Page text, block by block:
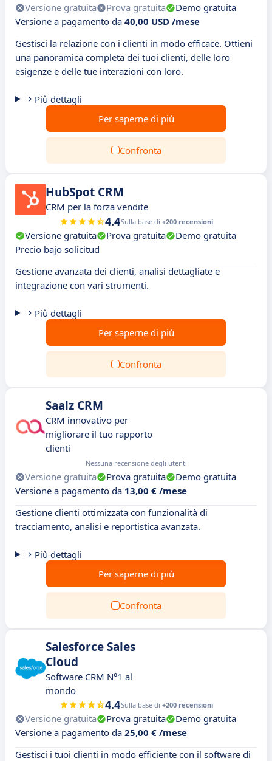
Versione gratuita Prova gratuita
Demo gratuita
Versione a pagamento da 40,00 USD /mese
Gestisci la relazione con i clienti in modo efficace. Ottieni
una panoramica completa dei tuoi clienti, delle loro
esigenze e delle tue interazioni con loro.
Più dettagli
Per saperne di più
Confronta
HubSpot CRM
CRM per la forza vendite
4.4Sulla base di +200 recensioni
Versione gratuita Prova gratuita
Demo gratuita
Precio bajo solicitud
Gestione avanzata dei clienti, analisi dettagliate e
integrazione con vari strumenti.
Più dettagli
Per saperne di più
Confronta
Saalz CRM
CRM innovativo per
migliorare il tuo rapporto
clienti
Nessuna recensione degli utenti
Versione gratuita Prova gratuita
Demo gratuita
Versione a pagamento da 13,00 € /mese
Gestione clienti ottimizzata con funzionalità di
tracciamento, analisi e reportistica avanzata.
Più dettagli
Per saperne di più
Confronta
Salesforce Sales
Cloud
Software CRM N°1 al
mondo
4.4Sulla base di +200 recensioni
Versione gratuita Prova gratuita
Demo gratuita
Versione a pagamento da 25,00 € /mese
Gestisci i tuoi clienti in modo efficiente con il software di